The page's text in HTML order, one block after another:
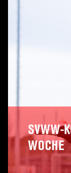
SVWW-
WOCHE